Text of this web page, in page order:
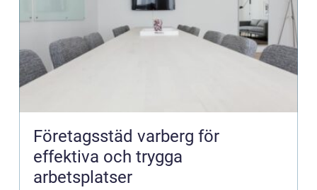
Företagsstäd varberg för
effektiva och trygga
arbetsplatser